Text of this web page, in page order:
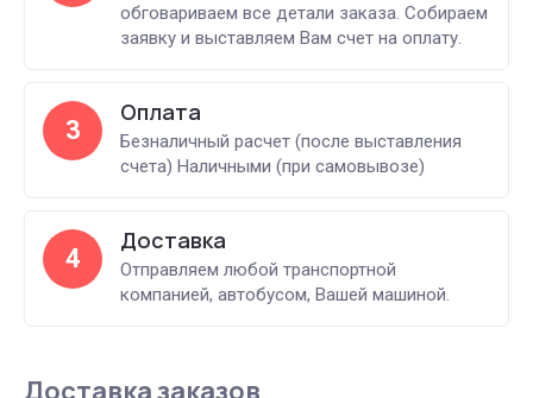
обговариваем все детали заказа. Собираем
заявку и выставляем Вам счет на оплату.
3
Оплата
Безналичный расчет (после выставления
счета) Наличными (при самовывозе)
4
Доставка
Отправляем любой транспортной
компанией, автобусом, Вашей машиной.
Доставка заказов